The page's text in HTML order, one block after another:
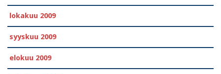
lokakuu 2009
syyskuu 2009
elokuu 2009